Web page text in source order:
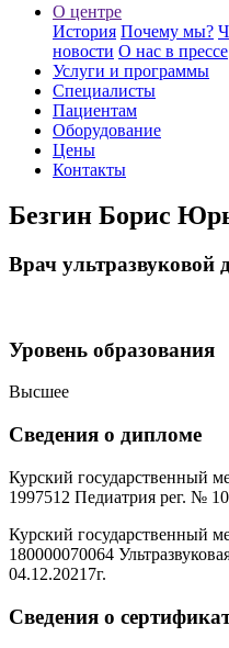
О центре
История Почему мы?
новости О нас в прессе
Услуги и программы
Специалисты
Пациентам
Оборудование
Цены
Контакты
Безгин Борис
Врач ультразвуковой
Уровень образования
Высшее
Сведения о дипломе
Курский государственный
1997512 Педиатрия рег. №
Курский государственный
180000070064
04.12.20217г.
Сведения о